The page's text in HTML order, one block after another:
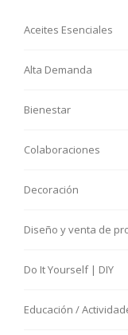
Aceites Esenciales
Alta Demanda
Bienestar
Colaboraciones
Decoración
Diseño y venta de
Do It Yourself | DIY
Educación /